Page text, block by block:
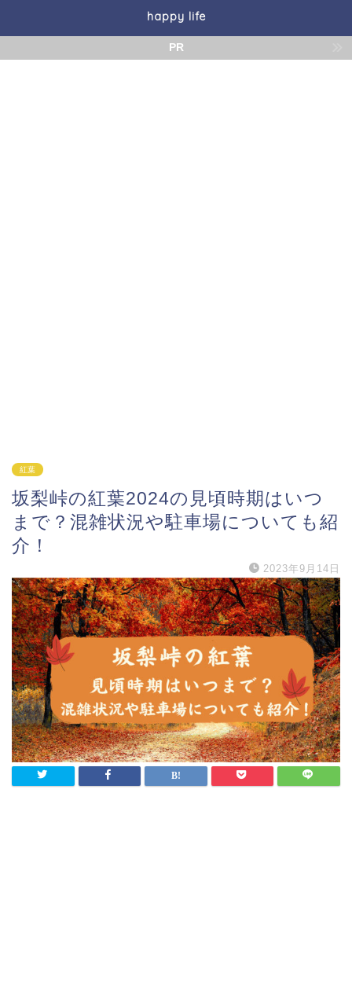
happy life
PR
紅葉
坂梨峠の紅葉2024の見頃時期はいつ
まで？混雑状況や駐車場についても紹
介！
2023年9月14日